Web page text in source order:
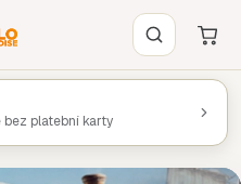
platební karty